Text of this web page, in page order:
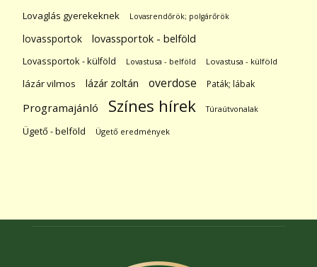
Lovaglás gyerekeknek Lovasrendőrök; polgárőrök
lovassportok lovassportok - belföld
Lovassportok - külföld Lovastusa - belföld Lovastusa - külföld
lázár vilmos lázár zoltán overdose Paták; lábak
Programajánló Színes hírek Túraútvonalak
Ügető - belföld Ügető eredmények